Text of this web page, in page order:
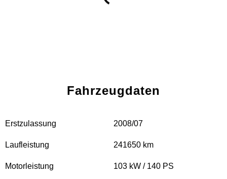
Fahrzeugdaten
Erstzulassung
Laufleistung
Motorleistung
2008/07
241650 km
103 kW / 140 PS